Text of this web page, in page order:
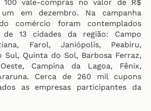
100 vale-compras no valor de R$
em dezembro. Na campanha
comércio foram contemplados
de 13 cidades da região: Campo
Farol, Janiópolis, Peabiru,
Sul, Quinta do Sol, Barbosa Ferraz,
Campina da Lagoa, Fênix,
Cerca de 260 mil cupons
as empresas participantes da